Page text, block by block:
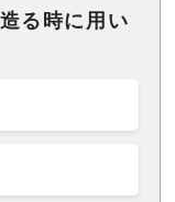
る時に用い